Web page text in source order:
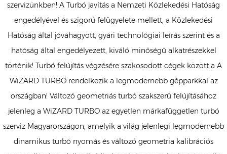
szervizünkben! A Turbó javítás a Nemzeti Közlekedési Hatóság
engedélyével és szigorú felügyelete mellett, a Közlekedési
Hatóság által jóváhagyott, gyári technológiai leírás szerint és a
hatóság által engedélyezett, kiváló minőségű alkatrészekkel
történik! Turbó felújítás végzésére szakosodott cégek között a A
WiZARD TURBO rendelkezik a legmodernebb gépparkkal az
országban! Változó geometriás turbó szakszerű felújításához
jelenleg a WiZARD TURBO az egyetlen márkafüggetlen turbó
szerviz Magyarországon, amelyik a világ jelenlegi legmodernebb
dinamikus turbó nyomás és változó geometria kalibrációs